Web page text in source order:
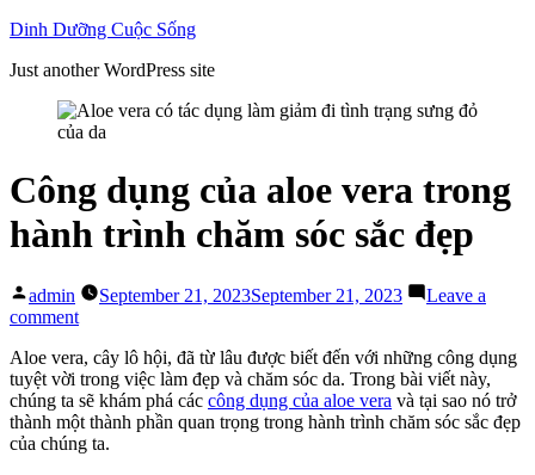
Skip
content
Dinh Dưỡng Cuộc Sống
Just another WordPress site
Công dụng của aloe vera trong
hành trình chăm sóc sắc đẹp
Posted
by
admin September 21, 2023September 21, 2023
Leave a
commenton
dụng
của
aloe
vera
trong
Aloe vera, cây lô hội, đã từ lâu được biết đến với những công dụng
tuyệt vời trong việc làm đẹp và chăm sóc da. Trong bài viết này,
chúng ta sẽ khám phá các công dụng của aloe vera và tại sao nó trở
thành một thành phần quan trọng trong hành trình chăm sóc sắc đẹp
của chúng ta.